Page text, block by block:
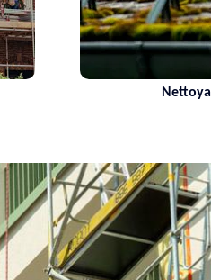
Nettoyage de toiture 74